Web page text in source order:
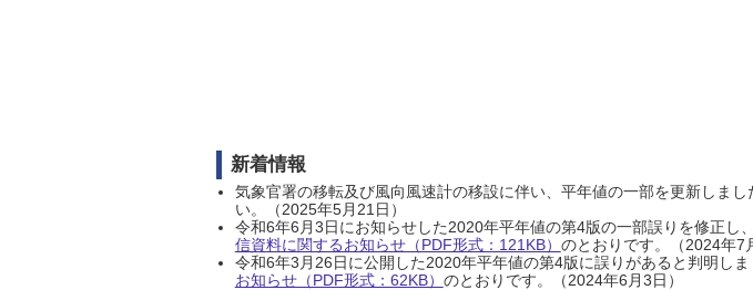
新着情報
気象官署の移転及び風向風速計の移設に伴い、平年値の一部を更新しまし
い。（2025年5月21日）
令和6年6月3日にお知らせした2020年平年値の第4版の一部誤りを修正
信資料に関するお知らせ（PDF形式：121KB） のとおりです。（2024年7
令和6年3月26日に公開した2020年平年値の第4版に誤りがあると判明し
お知らせ（PDF形式：62KB） のとおりです。（2024年6月3日）